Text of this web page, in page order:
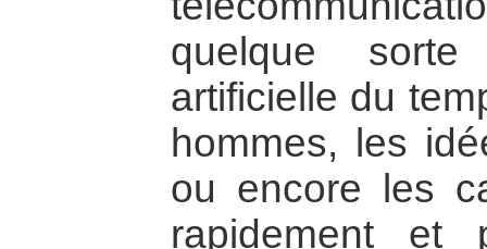
quelque
artificielle du
hommes, les
ou encore les
rapidement et